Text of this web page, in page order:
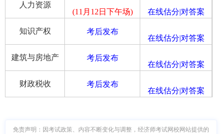
人力资源
(11月12日下午场)
在线估分|对答案
知识产权 考后发布
在线估分|对答案
建筑与房地产 考后发布
在线估分|对答案
财政税收 考后发布
在线估分|对答案
免责声明：因考试政策、内容不断变化与调整，经济师考试网校网站提供的